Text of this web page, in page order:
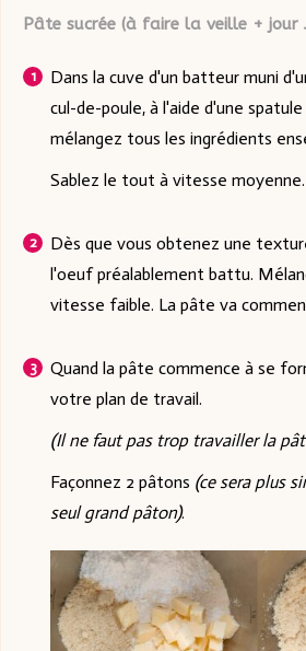
Pâte sucrée (à faire la veille + jour
Dans la cuve d'un batteur muni
cul-de-poule, à l'aide d'une
mélangez tous les ingrédients
Sablez le tout à vitesse moyenne.
Dès que vous obtenez une
l'oeuf préalablement battu.
vitesse faible. La pâte va
Quand la pâte commence à se
votre plan de travail.
(Il ne faut pas trop travailler la
Façonnez 2 pâtons (ce sera plus
seul grand pâton).